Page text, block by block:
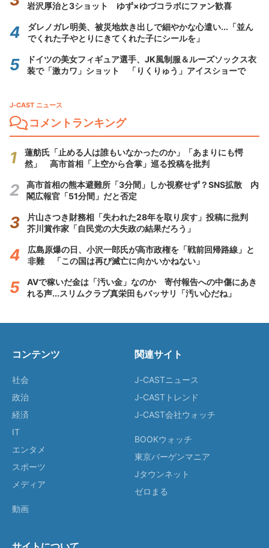
岩沢厚治と3ショット ゆず×ゆづコラボにファン歓喜
ダレノガレ明美、被災地炊き出しで細やかな心遣い...「並ん
でくれた子やとりにきてくれた子にシールを」
ドイツの美女フィギュア選手、JK風制服＆ルーズソックス衣
装で「激カワ」ショット 「りくりゅう」アイスショーで
J-CAST ニュース
コメントランキング
蓮舫氏「止める人は誰もいなかったのか」「あまりにも愕
然」 高市首相「上空から合掌」巡る投稿を批判
高市首相の熊本避難所「3分間」しか視察せず？SNS拡散 内
閣広報官「51分間」だと否定
片山さつき財務相「失われた28年を取り戻す」投稿に批判
芥川賞作家「自民党の大失政の結果だろう」
広島原爆の日、小沢一郎氏が高市政権を「戦前回帰路線」と
非難 「この国は再び滅亡に向かいかねない」
AVで稼いだ金は「汚い金」なのか 寄付報告への中傷にあき
れる声...スリムクラブ真栄田もバッサリ「汚い心だね」
コンテンツ
社会
政治
経済
IT
エンタメ
スポーツ
メディア
動画
関連サイト
J-CASTニュース
J-CASTトレンド
J-CAST会社ウォッチ
BOOKウォッチ
東京バーゲンマニア
Jタウンネット
ゼロまる